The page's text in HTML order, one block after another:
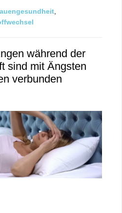
während der
sind mit Ängsten
verbunden